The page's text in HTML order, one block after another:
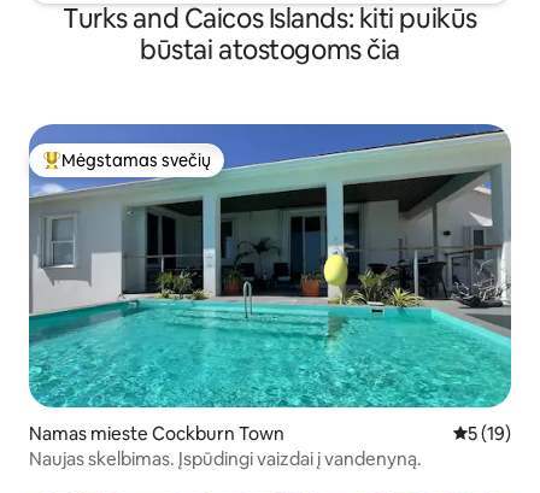
Turks and Caicos Islands: kiti puikūs
būstai atostogoms čia
Svečių mėgstamiausias
Mėgstamas svečių
Namas mieste Cockburn Town Vidutinis
5 (19)
Naujas skelbimas. Įspūdingi vaizdai į vandenyną.